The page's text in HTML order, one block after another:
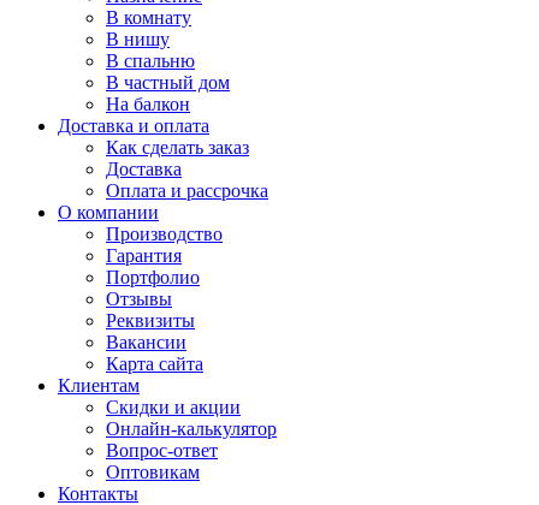
В комнату
В нишу
В спальню
В частный дом
На балкон
Доставка и оплата
Как сделать заказ
Доставка
Оплата и рассрочка
О компании
Производство
Гарантия
Портфолио
Отзывы
Реквизиты
Вакансии
Карта сайта
Клиентам
Скидки и акции
Онлайн-калькулятор
Вопрос-ответ
Оптовикам
Контакты